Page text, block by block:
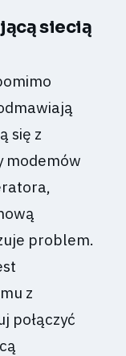
siecią
się z
modemów
problem.
z
połączyć